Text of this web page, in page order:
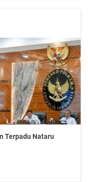
Terpadu Nataru